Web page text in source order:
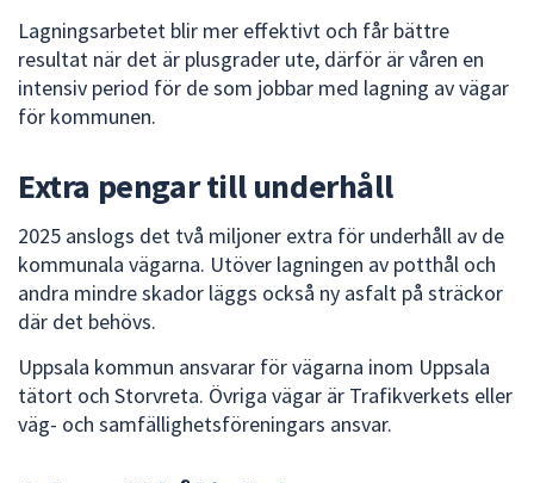
Lagningsarbetet blir mer effektivt och får bättre
resultat när det är plusgrader ute, därför är våren en
intensiv period för de som jobbar med lagning av vägar
för kommunen.
Extra pengar till underhåll
2025 anslogs det två miljoner extra för underhåll av de
kommunala vägarna. Utöver lagningen av potthål och
andra mindre skador läggs också ny asfalt på sträckor
där det behövs.
Uppsala kommun ansvarar för vägarna inom Uppsala
tätort och Storvreta. Övriga vägar är Trafikverkets eller
väg- och samfällighetsföreningars ansvar.